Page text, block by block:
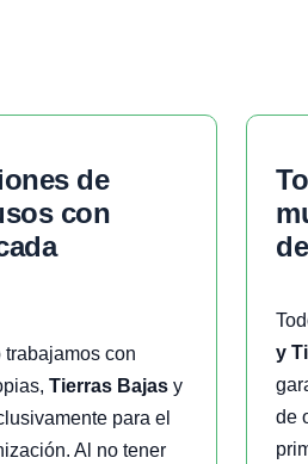
con
trabajamos con
Tierras Bajas y
para el
Al no tener
todos los carritos
y
de